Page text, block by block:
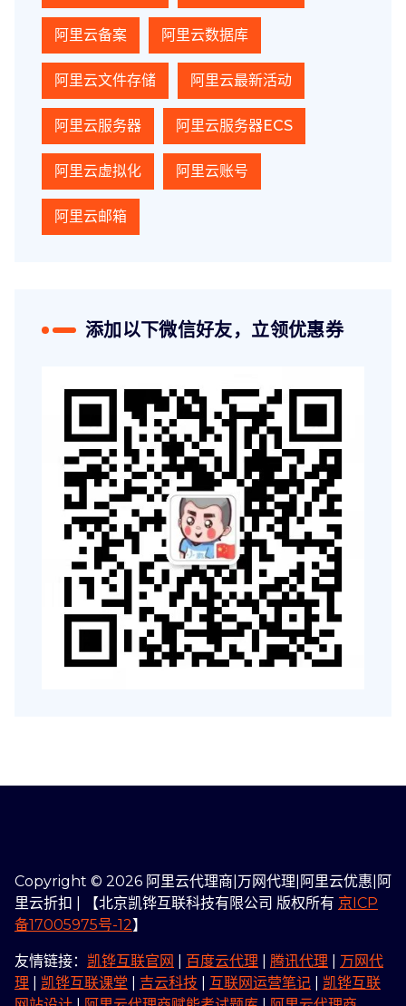
阿里云备案 阿里云数据库
阿里云文件存储 阿里云最新活动
阿里云服务器 阿里云服务器ECS
阿里云虚拟化 阿里云账号
阿里云邮箱
添加以下微信好友，立领优惠券
Copyright © 2026 阿里云代理商|万网代理|阿里云优惠|阿
里云折扣 | 【北京凯铧互联科技有限公司 版权所有 京ICP
备17005975号-12】
友情链接： 凯铧互联官网 百度云代理 腾讯代理
万网代
理
凯铧互联课堂 吉云科技 互联网运营笔记
凯铧互联